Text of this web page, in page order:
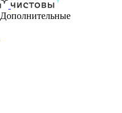
Дополнительные